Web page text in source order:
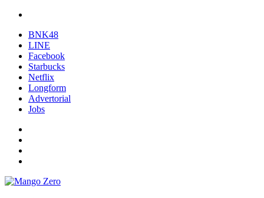
BNK48
LINE
Facebook
Starbucks
Netflix
Longform
Advertorial
Jobs